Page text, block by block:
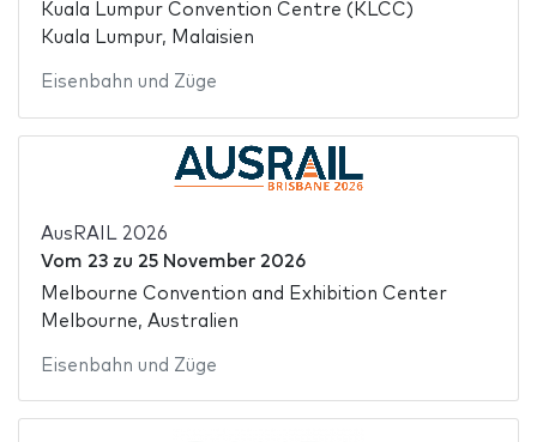
Kuala Lumpur Convention Centre (KLCC)
Kuala Lumpur, Malaisien
Eisenbahn und Züge
AusRAIL 2026
Vom 23zu 25 November 2026
Melbourne Convention and Exhibition Center
Melbourne, Australien
Eisenbahn und Züge